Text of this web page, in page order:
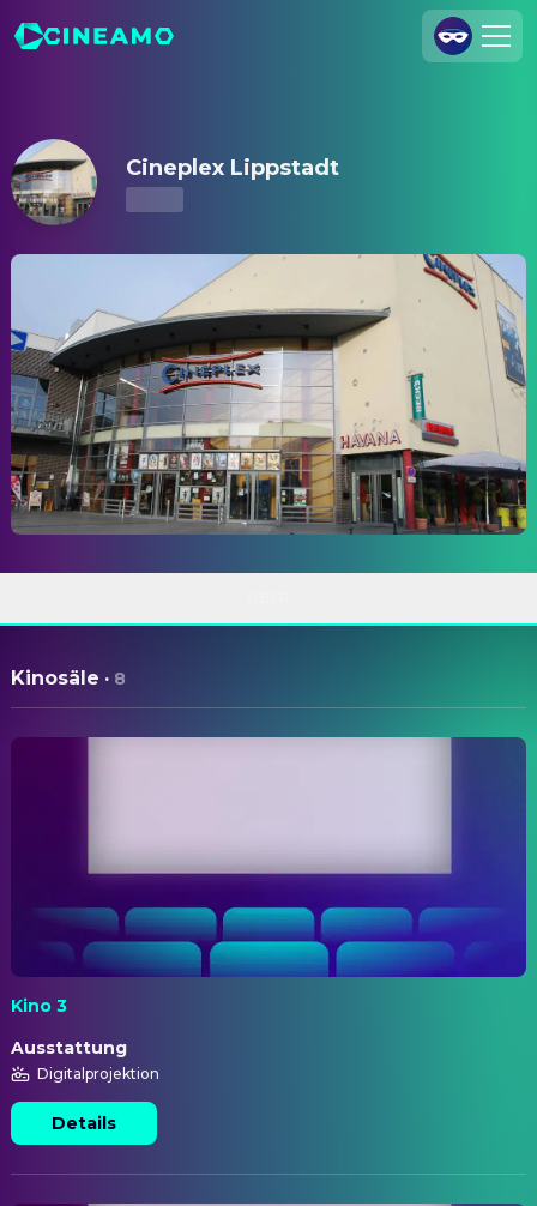
Impressum
Datenschutzerklärung
Datenschutzeinstellungen
Cineplex Lippstadt
Kinosäle · 8
Kino 3
Ausstattung
Digitalprojektion
Details